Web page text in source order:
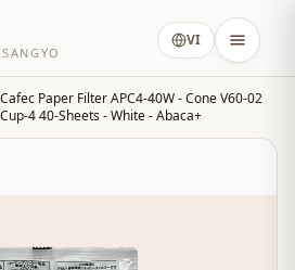
VI
Cafec Paper Filter APC4-40W - Cone V60-02
Cup-4 40-Sheets - White - Abaca+